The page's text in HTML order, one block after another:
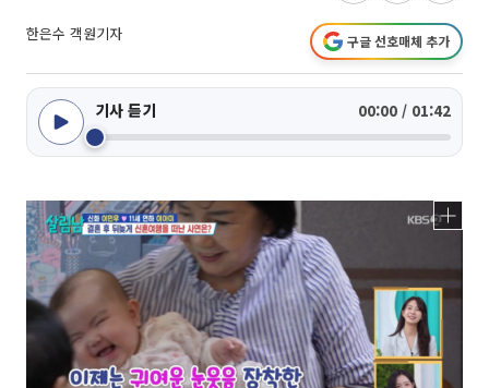
한은수 객원기자 구글 선호매체 추가
기사 듣기 00:00 / 01:42